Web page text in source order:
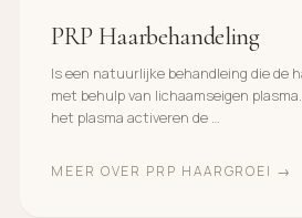
PRP Haarbehandeling
Is een natuurlijke behandleing die de
met behulp van lichaamseigen
het plasma activeren de …
MEER OVER PRP HAARGROEI →